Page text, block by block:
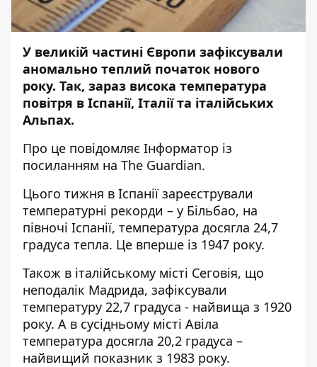
У великій частині Європи зафіксували
аномально теплий початок нового
року. Так, зараз висока температура
повітря в Іспанії, Італії та італійських
Альпах.
Про це повідомляє Інформатор із
посиланням на The Guardian.
Цього тижня в Іспанії зареєстрували
температурні рекорди – у Більбао, на
півночі Іспанії, температура досягла 24,7
градуса тепла. Це вперше із 1947 року.
Також в італійському місті Сеговія, що
неподалік Мадрида, зафіксували
температуру 22,7 градуса - найвища з 1920
року. А в сусідньому місті Авіла
температура досягла 20,2 градуса –
найвищий показник з 1983 року.